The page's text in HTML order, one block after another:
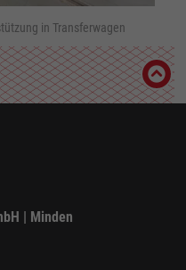
in Transferwagen
| Minden